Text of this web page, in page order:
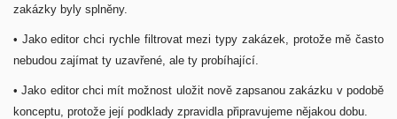
zakázky byly splněny.
• Jako editor chci rychle filtrovat mezi typy zakázek, protože mě často
nebudou zajímat ty uzavřené, ale ty probíhající.
• Jako editor chci mít možnost uložit nově zapsanou zakázku v podobě
konceptu, protože její podklady zpravidla připravujeme nějakou dobu.